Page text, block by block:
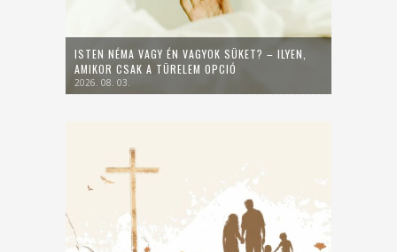
ISTEN NÉMA VAGY ÉN VAGYOK SÜKET? – ILYEN,
AMIKOR CSAK A TÜRELEM OPCIÓ
2026. 08. 03.